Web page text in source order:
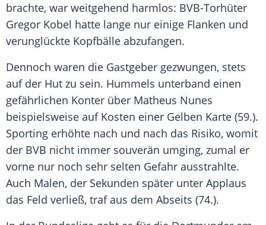
brachte, war weitgehend harmlos: BVB-Torhüter
Gregor Kobel hatte lange nur einige Flanken und
verunglückte Kopfbälle abzufangen.
Dennoch waren die Gastgeber gezwungen, stets
auf der Hut zu sein. Hummels unterband einen
gefährlichen Konter über Matheus Nunes
beispielsweise auf Kosten einer Gelben Karte (59.).
Sporting erhöhte nach und nach das Risiko, womit
der BVB nicht immer souverän umging, zumal er
vorne nur noch sehr selten Gefahr ausstrahlte.
Auch Malen, der Sekunden später unter Applaus
das Feld verließ, traf aus dem Abseits (74.).